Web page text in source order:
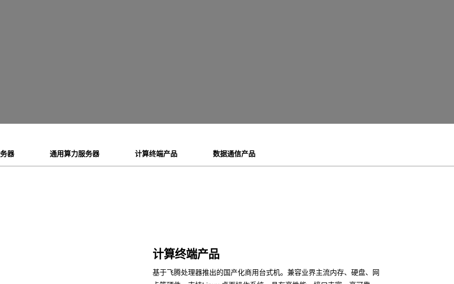
器 通用算力服务器 计算终端产品 数据通信产品
计算终端产品
基于飞腾处理器推出的国产化商用台式机。兼容业界主流内存、硬盘、网